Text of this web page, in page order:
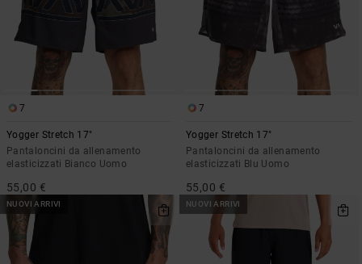
7
Yogger Stretch 17"
Pantaloncini da allenamento
elasticizzati Bianco Uomo
55,00 €
7
Yogger Stretch 17"
Pantaloncini da allenamento
elasticizzati Blu Uomo
55,00 €
NUOVI ARRIVI NUOVI ARRIVI